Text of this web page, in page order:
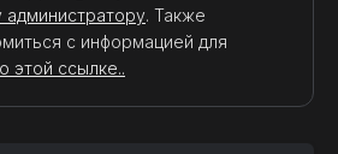
администратору. Также
с информацией для
этой ссылке..